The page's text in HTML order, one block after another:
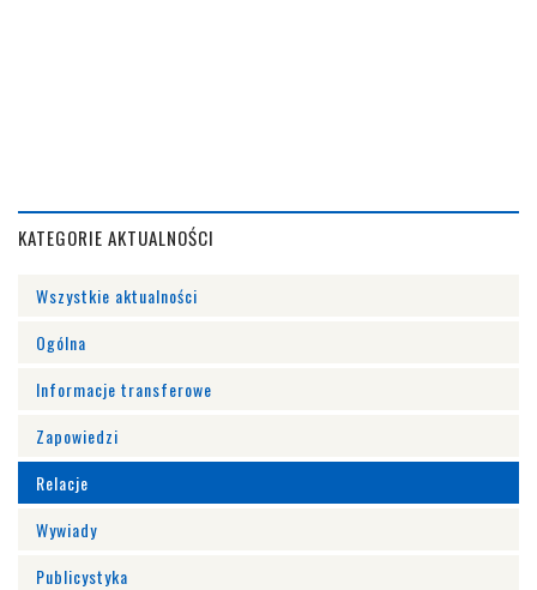
KATEGORIE AKTUALNOŚCI
Wszystkie aktualności
Ogólna
Informacje transferowe
Zapowiedzi
Relacje
Wywiady
Publicystyka